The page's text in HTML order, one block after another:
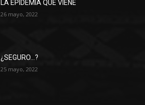
LA EPIDEMIA QUE VIENE
26 mayo, 2022
¿SEGURO…?
25 mayo, 2022